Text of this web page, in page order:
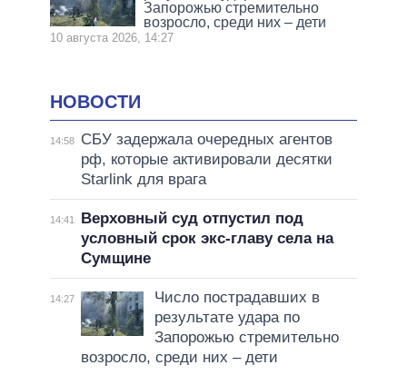
Запорожью стремительно
возросло, среди них – дети
10 августа 2026, 14:27
НОВОСТИ
14:58
СБУ задержала очередных агентов
рф, которые активировали десятки
Starlink для врага
14:41
Верховный суд отпустил под
условный срок экс-главу села на
Сумщине
14:27
Число пострадавших в
результате удара по
Запорожью стремительно
возросло, среди них – дети